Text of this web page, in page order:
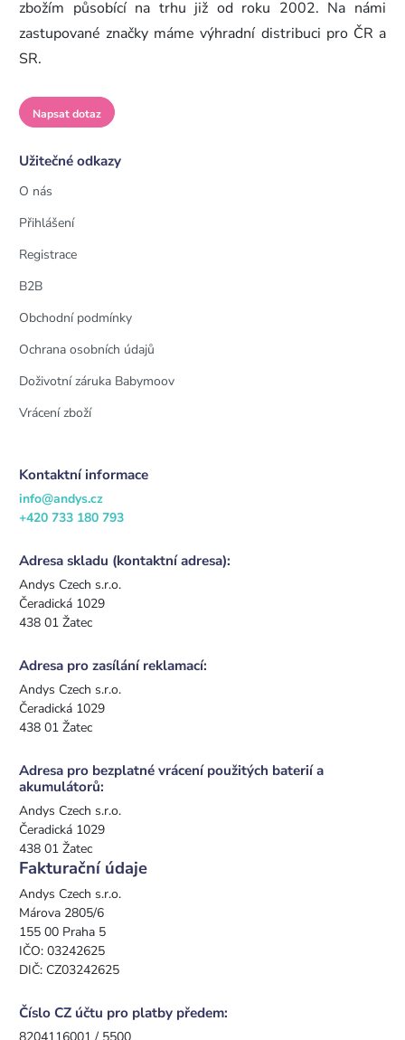
zbožím působící na trhu již od roku 2002. Na námi
zastupované značky máme výhradní distribuci pro ČR a
SR.
Napsat dotaz
Užitečné odkazy
O nás
Přihlášení
Registrace
B2B
Obchodní podmínky
Ochrana osobních údajů
Doživotní záruka Babymoov
Vrácení zboží
Kontaktní informace
info@andys.cz
+420 733 180 793
Adresa skladu (kontaktní adresa):
Andys Czech s.r.o.
Čeradická 1029
438 01 Žatec
Adresa pro zasílání reklamací:
Andys Czech s.r.o.
Čeradická 1029
438 01 Žatec
Adresa pro bezplatné vrácení použitých baterií a
akumulátorů:
Andys Czech s.r.o.
Čeradická 1029
438 01 Žatec
Fakturační údaje
Andys Czech s.r.o.
Márova 2805/6
155 00 Praha 5
IČO: 03242625
DIČ: CZ03242625
Číslo CZ účtu pro platby předem: